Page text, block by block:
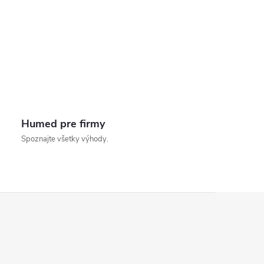
Humed pre firmy
Spoznajte všetky výhody.